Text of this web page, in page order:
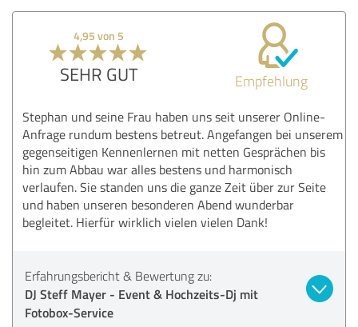
4,95 von 5
SEHR GUT Empfehlung
Stephan und seine Frau haben uns seit unserer Online-
Anfrage rundum bestens betreut. Angefangen bei unserem
gegenseitigen Kennenlernen mit netten Gesprächen bis
hin zum Abbau war alles bestens und harmonisch
verlaufen. Sie standen uns die ganze Zeit über zur Seite
und haben unseren besonderen Abend wunderbar
begleitet. Hierfür wirklich vielen vielen Dank!
Erfahrungsbericht & Bewertung zu:
DJ Steff Mayer - Event & Hochzeits-Dj mit
Fotobox-Service